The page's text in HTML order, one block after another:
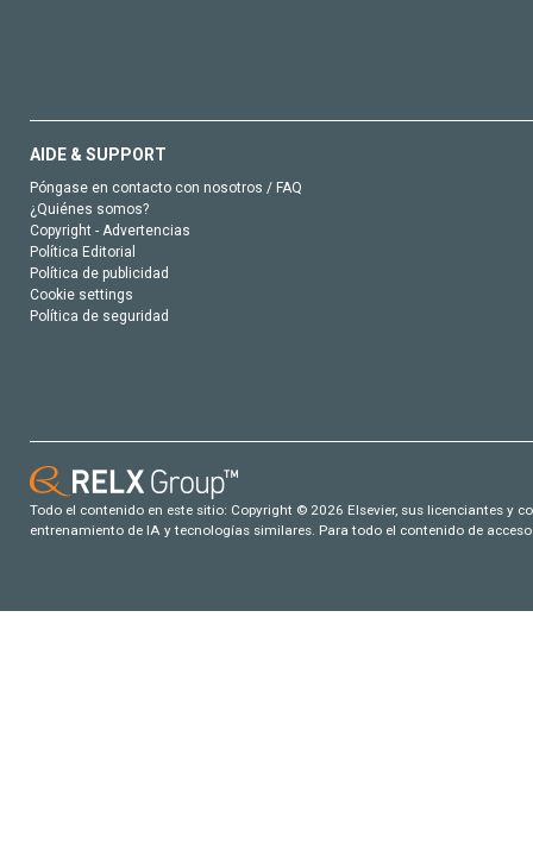
AIDE & SUPPORT
Póngase en contacto con nosotros / FAQ
¿Quiénes somos?
Copyright - Advertencias
Política Editorial
Política de publicidad
Cookie settings
Política de seguridad
Todo el contenido en este sitio: Copyright © 2026 Elsevier, sus licenciantes y
entrenamiento de IA y tecnologías similares. Para todo el contenido de